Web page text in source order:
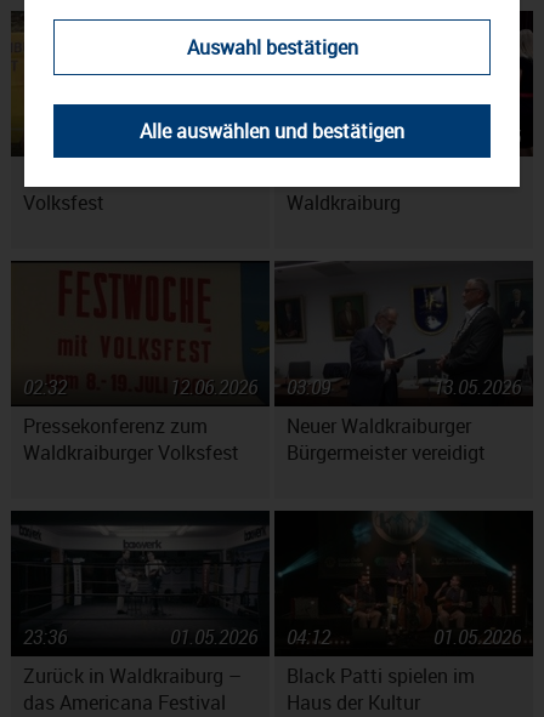
Volksfest
01.07.2026
Waldkraiburg
18.06.2026
03:56
Pressekonferenz zum
Waldkraiburger Volksfest
12.06.2026
02:32
Neuer Waldkraiburger
Bürgermeister vereidigt
13.05.2026
03:09
Zurück in Waldkraiburg –
das Americana Festival
01.05.2026
23:36
Black Patti spielen im
Haus der Kultur
01.05.2026
04:12
Auswahl bestätigen
Alle auswählen und bestätigen